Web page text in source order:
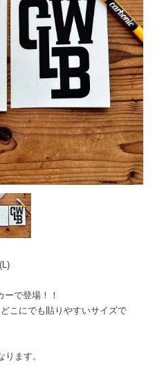
で登場！！
こにでも貼りやすいサイズで
ます。